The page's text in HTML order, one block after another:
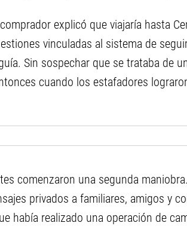
explicó que viajaría hasta
vinculadas al sistema de
Sin sospechar que se trataba de
cuando los estafadores
comenzaron una segunda
privados a familiares, amigos y
había realizado una operación de